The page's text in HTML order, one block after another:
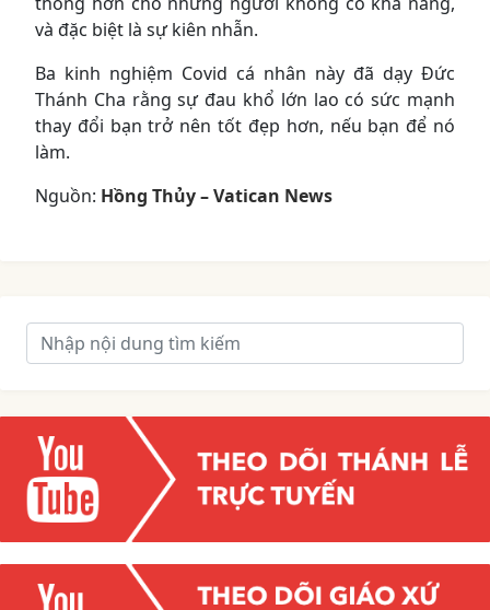
và đặc biệt là sự kiên nhẫn.
Ba kinh nghiệm Covid cá nhân này đã dạy Đức
Thánh Cha rằng sự đau khổ lớn lao có sức mạnh
thay đổi bạn trở nên tốt đẹp hơn, nếu bạn để nó
làm.
Nguồn: Hồng Thủy – Vatican News